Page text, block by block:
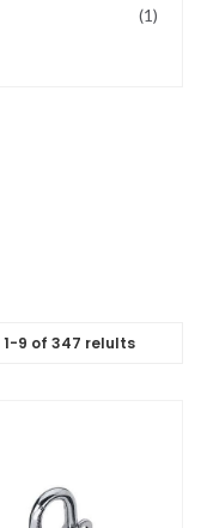
1
1-9 of 347 relults